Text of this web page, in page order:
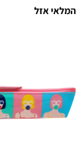
המלאי אזל